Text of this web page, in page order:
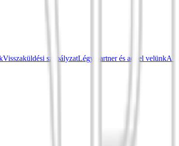
Visszaküldési szabályzatLégy partner és adj el velünkA